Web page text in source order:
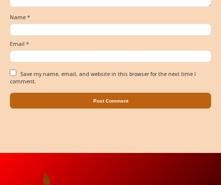
Name *
Email *
Save my name, email, and website in this browser for the next time I
comment.